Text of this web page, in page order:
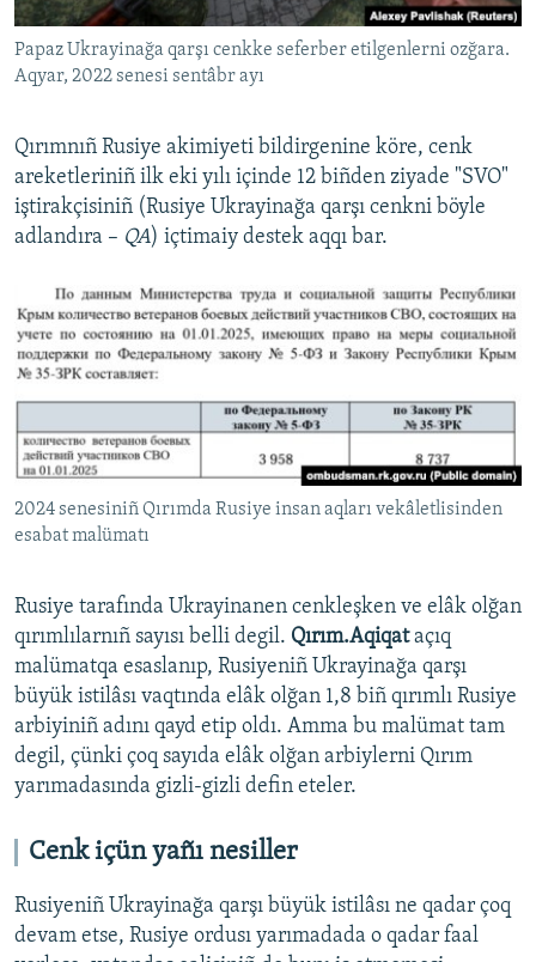
Papaz Ukrayinağa qarşı cenkke seferber etilgenlerni ozğara.
Aqyar, 2022 senesi sentâbr ayı
Qırımnıñ Rusiye akimiyeti bildirgenine köre, cenk
areketleriniñ ilk eki yılı içinde 12 biñden ziyade "SVO"
iştirakçisiniñ (Rusiye Ukrayinağa qarşı cenkni böyle
adlandıra – QA) içtimaiy destek aqqı bar.
2024 senesiniñ Qırımda Rusiye insan aqları vekâletlisinden
esabat malümatı
Rusiye tarafında Ukrayinanen cenkleşken ve elâk olğan
qırımlılarnıñ sayısı belli degil. Qırım.Aqiqataçıq
malümatqa esaslanıp, Rusiyeniñ Ukrayinağa qarşı
büyük istilâsı vaqtında elâk olğan 1,8 biñ qırımlı Rusiye
arbiyiniñ adını qayd etip oldı. Amma bu malümat tam
degil, çünki çoq sayıda elâk olğan arbiylerni Qırım
yarımadasında gizli-gizli defin eteler.
Cenk içün yañı nesiller
Rusiyeniñ Ukrayinağa qarşı büyük istilâsı ne qadar çoq
devam etse, Rusiye ordusı yarımadada o qadar faal